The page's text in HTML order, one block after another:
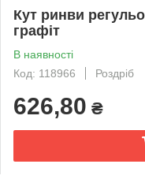
Кут ринви
графіт
В наявності
Код: 118966
Роздріб
626,80 ₴